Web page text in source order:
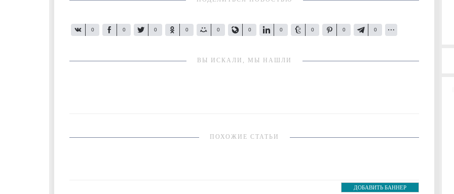
0 0 0 0 0 0 0 0 0 0
ВЫ ИСКАЛИ, МЫ НАШЛИ
ПОХОЖИЕ СТАТЬИ
ДОБАВИТЬ БАННЕР